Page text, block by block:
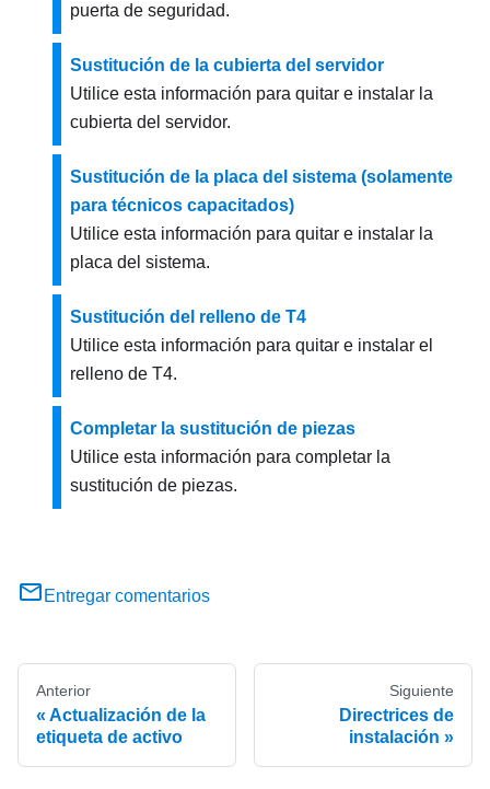
puerta de seguridad.
Sustitución de la cubierta del servidor
Utilice esta información para quitar e instalar la
cubierta del servidor.
Sustitución de la placa del sistema (solamente
para técnicos capacitados)
Utilice esta información para quitar e instalar la
placa del sistema.
Sustitución del relleno de T4
Utilice esta información para quitar e instalar el
relleno de T4.
Completar la sustitución de piezas
Utilice esta información para completar la
sustitución de piezas.
Entregar comentarios
Anterior
Actualización de la
etiqueta de activo
Siguiente
Directrices de
instalación